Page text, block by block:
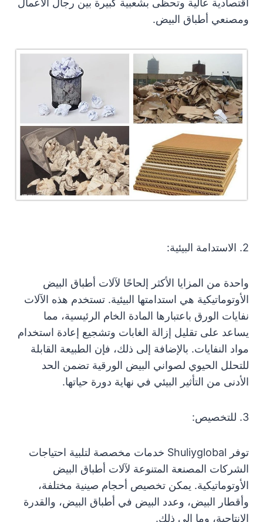
ومصنعي أطباق البيض.
2. الاستدامة البيئية:
واحدة من المزايا الأكثر إلحاحًا لآلات أطباق البيض
الأوتوماتيكية هي استدامتها البيئية. تستخدم هذه الآلات
نفايات الورق باعتبارها المادة الخام الرئيسية، مما
يساعد على تقليل إزالة الغابات وتشجيع إعادة استخدام
مواد النفايات. بالإضافة إلى ذلك، فإن الطبيعة القابلة
للتحلل الحيوي لصواني البيض الورقية تضمن الحد
الأدنى من التأثير البيئي في نهاية دورة حياتها.
3. للتخصيص:
توفر Shuliyglobal خدمات مخصصة لتلبية احتياجات
الشركات المصنعة المتنوعة لآلات أطباق البيض
الأوتوماتيكية. يمكن تخصيص أحجام صينية مختلفة،
وأقطار البيض، وعدد البيض في أطباق البيض، والقدرة
الإنتاجية، وما إلى ذلك.